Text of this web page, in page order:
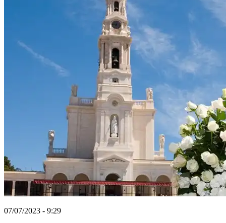
07/07/2023 - 9:29